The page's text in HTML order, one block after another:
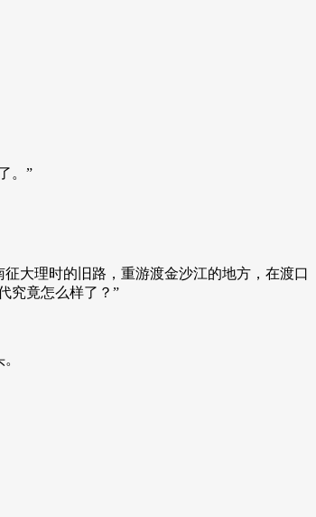
。”
大理时的旧路，重游渡金沙江的地方，在渡口
究竟怎么样了？”